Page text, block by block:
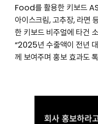
Food를 활용한 키보드
아이스크림, 고추장, 라면
한 키보드 비주얼에 타건
“2025년 수출액이 전년
께 보여주며 홍보 효과도